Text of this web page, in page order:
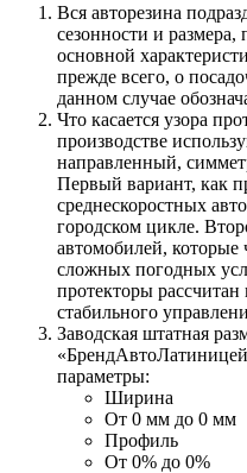
Вся авторезина
сезонности и размера,
основной
прежде всего, о
данном случае
Что касается узора
производстве
направленный,
Первый вариант, как
среднескоростных
городском цикле.
автомобилей, которые
сложных погодных
протекторы
стабильного
Заводская штатная
параметры:
Ширина
От 0 мм до 0 мм
Профиль
От 0% до 0%